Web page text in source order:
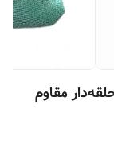
و حلقه‌دار مقاوم